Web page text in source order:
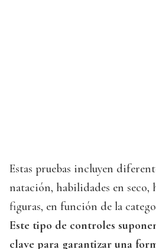
Estas pruebas incluyen
natación, habilidades en seco,
figuras, en función de la
Este tipo de controles
clave para garantizar una